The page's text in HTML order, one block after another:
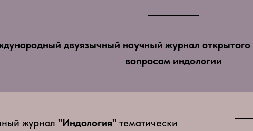
двуязычный научный журнал открытого
вопросам индологии
журнал "Индология" тематически